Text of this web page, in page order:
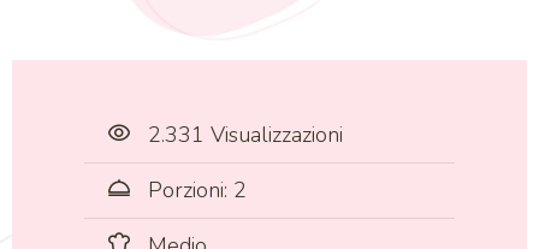
2.331 Visualizzazioni
Porzioni: 2